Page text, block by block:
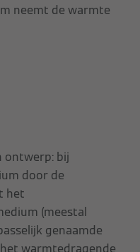
neemt de warmte
ontwerp: bij
door de
het
(meestal
genaamde
warmtedragende